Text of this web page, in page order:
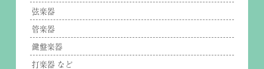
弦楽器
管楽器
鍵盤楽器
打楽器 など